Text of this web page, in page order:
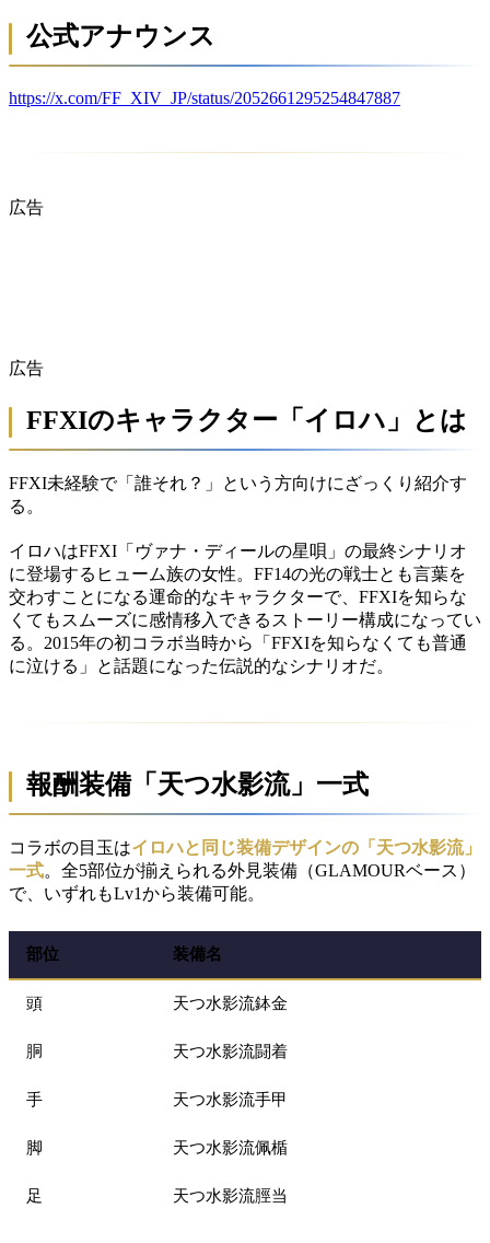
公式アナウンス
https://x.com/FF_XIV_JP/status/2052661295254847887
広告
広告
FFXIのキャラクター「イロハ」とは
FFXI未経験で「誰それ？」という方向けにざっくり紹介す
る。
イロハはFFXI「ヴァナ・ディールの星唄」の最終シナリオ
に登場するヒューム族の女性。FF14の光の戦士とも言葉を
交わすことになる運命的なキャラクターで、FFXIを知らな
くてもスムーズに感情移入できるストーリー構成になってい
る。2015年の初コラボ当時から「FFXIを知らなくても普通
に泣ける」と話題になった伝説的なシナリオだ。
報酬装備「天つ水影流」一式
コラボの目玉はイロハと同じ装備デザインの「天つ水影流」
一式。全5部位が揃えられる外見装備（GLAMOURベース）
で、いずれもLv1から装備可能。
部位 装備名
頭 天つ水影流鉢金
胴 天つ水影流闘着
手 天つ水影流手甲
脚 天つ水影流佩楯
足 天つ水影流脛当